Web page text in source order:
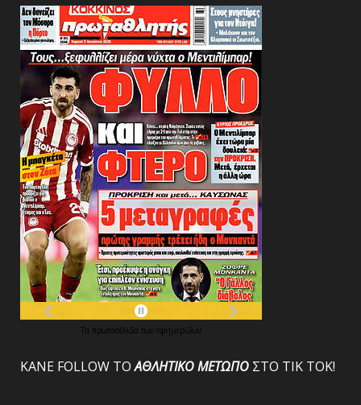
Τα πρωτοσέλιδα των εφημερίδων
ΚΑΝΕ FOLLOW ΤΟΑΘΛΗΤΙΚΟΜΕΤΩΠΟ ΣΤΟ ΤΙΚ ΤΟΚ!